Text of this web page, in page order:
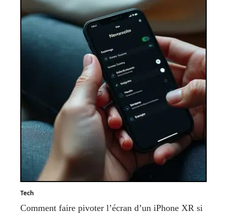
Tech
Comment faire pivoter l’écran d’un iPhone XR si